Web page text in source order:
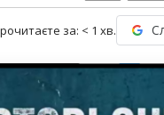
за: < 1 хв.